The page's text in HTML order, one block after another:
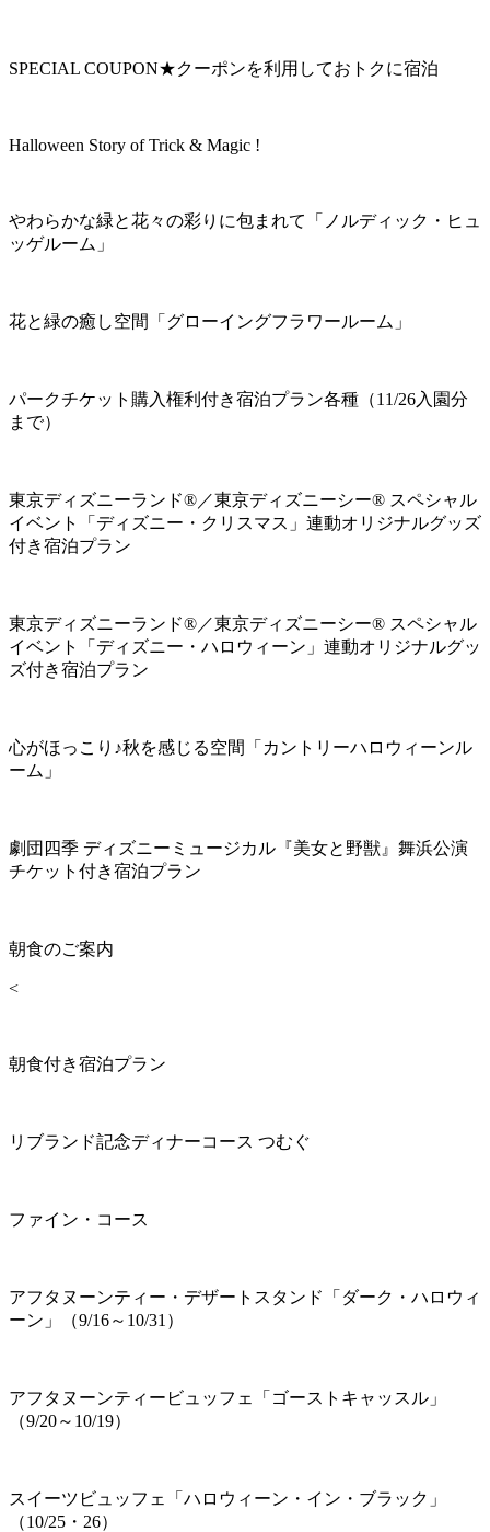
SPECIAL COUPON★クーポンを利用しておトクに宿泊
Halloween Story of Trick & Magic !
やわらかな緑と花々の彩りに包まれて「ノルディック・ヒュ
ッゲルーム」
花と緑の癒し空間「グローイングフラワールーム」
パークチケット購入権利付き宿泊プラン各種（11/26入園分
まで）
東京ディズニーランド®／東京ディズニーシー® スペシャル
イベント「ディズニー・クリスマス」連動オリジナルグッズ
付き宿泊プラン
東京ディズニーランド®／東京ディズニーシー® スペシャル
イベント「ディズニー・ハロウィーン」連動オリジナルグッ
ズ付き宿泊プラン
心がほっこり♪秋を感じる空間「カントリーハロウィーンル
ーム」
劇団四季 ディズニーミュージカル『美女と野獣』舞浜公演
チケット付き宿泊プラン
朝食のご案内
<
朝食付き宿泊プラン
リブランド記念ディナーコース つむぐ
ファイン・コース
アフタヌーンティー・デザートスタンド「ダーク・ハロウィ
ーン」（9/16～10/31）
アフタヌーンティービュッフェ「ゴーストキャッスル」
（9/20～10/19）
スイーツビュッフェ「ハロウィーン・イン・ブラック」
（10/25・26）